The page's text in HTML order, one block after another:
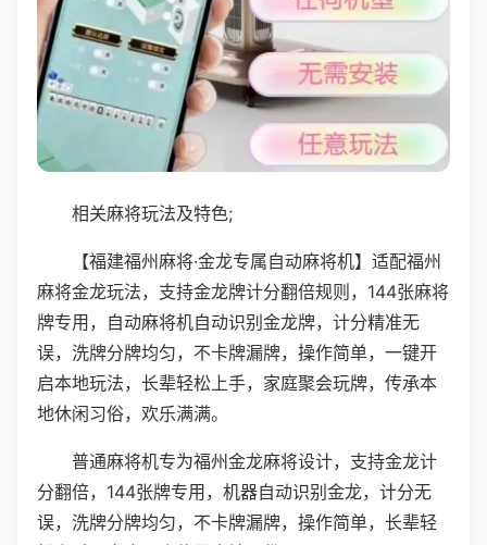
相关麻将玩法及特色;
【福建福州麻将·金龙专属自动麻将机】适配福州
麻将金龙玩法，支持金龙牌计分翻倍规则，144张麻将
牌专用，自动麻将机自动识别金龙牌，计分精准无
误，洗牌分牌均匀，不卡牌漏牌，操作简单，一键开
启本地玩法，长辈轻松上手，家庭聚会玩牌，传承本
地休闲习俗，欢乐满满。
普通麻将机专为福州金龙麻将设计，支持金龙计
分翻倍，144张牌专用，机器自动识别金龙，计分无
误，洗牌分牌均匀，不卡牌漏牌，操作简单，长辈轻